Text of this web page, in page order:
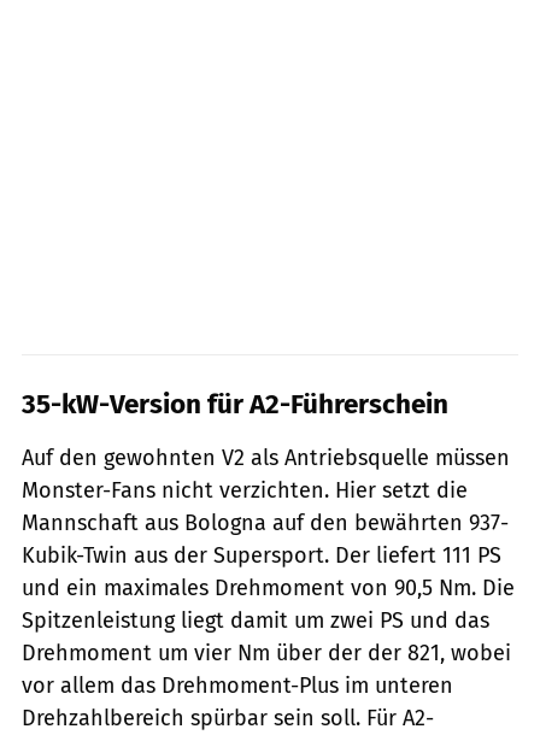
35-kW-Version für A2-Führerschein
Auf den gewohnten V2 als Antriebsquelle müssen
Monster-Fans nicht verzichten. Hier setzt die
Mannschaft aus Bologna auf den bewährten 937-
Kubik-Twin aus der Supersport. Der liefert 111 PS
und ein maximales Drehmoment von 90,5 Nm. Die
Spitzenleistung liegt damit um zwei PS und das
Drehmoment um vier Nm über der der 821, wobei
vor allem das Drehmoment-Plus im unteren
Drehzahlbereich spürbar sein soll. Für A2-